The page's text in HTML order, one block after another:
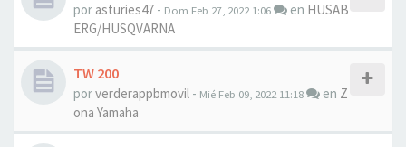
por asturies47 - Dom Feb 27, 2022 1:06 en HUSAB
ERG/HUSQVARNA
TW 200
porverderappbmovil - Mié Feb 09, 2022 11:18 en Z
ona Yamaha